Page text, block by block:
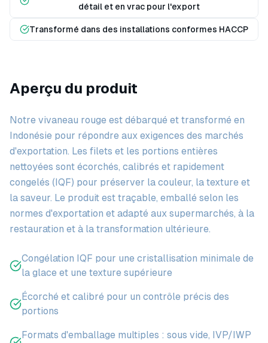
détail et en vrac pour l'export
Transformé dans des installations conformes HACCP
Aperçu du produit
Notre vivaneau rouge est débarqué et transformé en
Indonésie pour répondre aux exigences des marchés
d'exportation. Les filets et les portions entières
nettoyées sont écorchés, calibrés et rapidement
congelés (IQF) pour préserver la couleur, la texture et
la saveur. Le produit est traçable, emballé selon les
normes d'exportation et adapté aux supermarchés, à la
restauration et à la transformation ultérieure.
Congélation IQF pour une cristallisation minimale de
la glace et une texture supérieure
Écorché et calibré pour un contrôle précis des
portions
Formats d'emballage multiples : sous vide, IVP/IWP